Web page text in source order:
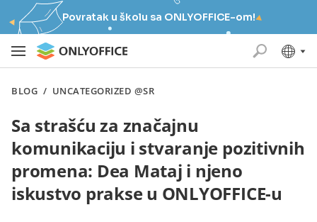
Povratak u školu sa ONLYOFFICE-om!
BLOG / UNCATEGORIZED @SR
Sa strašću za značajnu
komunikaciju i stvaranje pozitivnih
promena: Dea Mataj i njeno
iskustvo prakse u ONLYOFFICE-u